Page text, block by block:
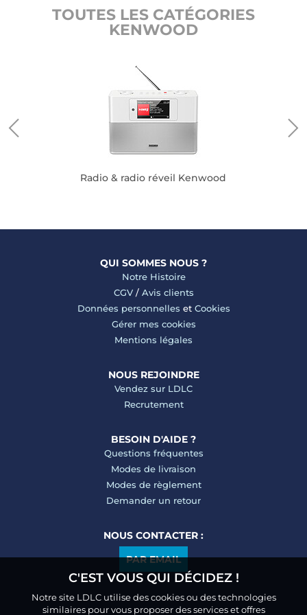
TOUTES LES CATÉGORIES
KENWOOD
Radio & radio réveil Kenwood
QUI SOMMES NOUS ?
Notre Histoire
CGV/ Avis clients
Données personnelles et Cookies
Gérer mes cookies
Mentions légales
NOUS REJOINDRE
Vendez sur LDLC
Recrutement
BESOIN D'AIDE ?
Questions fréquentes
Modes de livraison
Modes de règlement
Demander un retour
NOUS CONTACTER :
PAR EMAIL
C'EST VOUS QUI DÉCIDEZ !
Notre site LDLC utilise des cookies ou des technologies
similaires pour vous proposer des services et offres